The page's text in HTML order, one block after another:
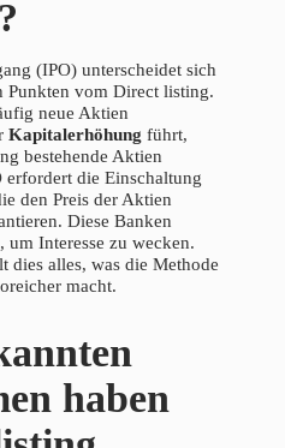
(IPO) unterscheidet sich
Punkten vom Direct listing.
neue Aktien
Kapitalerhöhung führt,
bestehende Aktien
die Einschaltung
den Preis der Aktien
Diese Banken
um Interesse zu wecken.
dies alles, was die Methode
macht.
haben